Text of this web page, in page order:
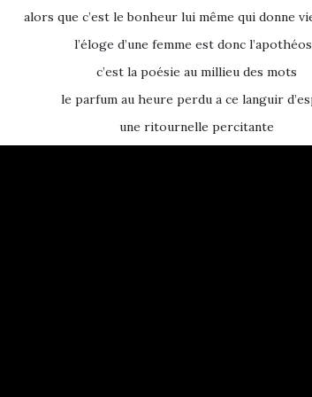
alors que c’est le bonheur lui même qui donne
l’éloge d’une femme est donc
c’est la poésie au millieu des mots
le parfum au heure perdu a ce languir
une ritournelle percitante